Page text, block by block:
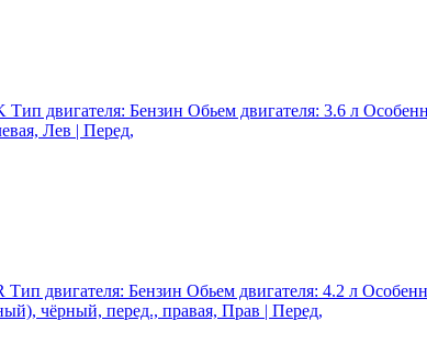
двигателя: Бензин Обьем двигателя: 3.6 л
Лев | Перед,
двигателя: Бензин Обьем двигателя: 4.2 л
чёрный, перед., правая, Прав | Перед,